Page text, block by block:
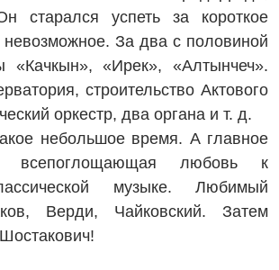
старался успеть за короткое
невозможное. За два с половиной
«Ирек», «Алтынчеч».
строительство Актового
оркестр, два органа и т. д.
небольшое время. А главное
любовь к
музыке. Любимый
Верди, Чайковский. Затем